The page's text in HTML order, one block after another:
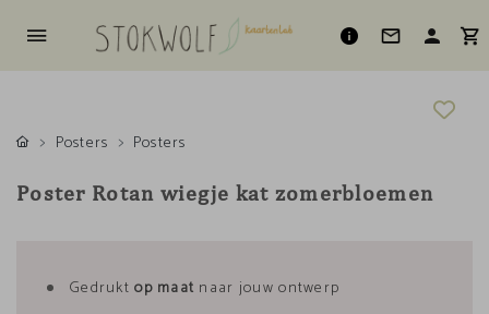
Posters
Posters
Poster Rotan wiegje kat zomerbloemen
Gedruktop maat naar jouw ontwerp